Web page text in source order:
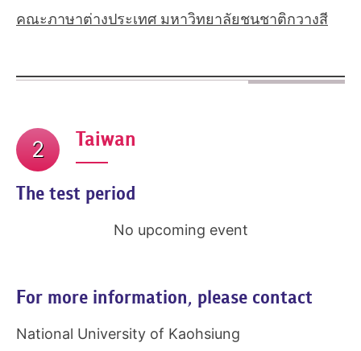
คณะภาษาต่างประเทศ มหาวิทยาลัยชนชาติกวางสี
2 Taiwan
The test period
No upcoming event
For more information, please contact
National University of Kaohsiung